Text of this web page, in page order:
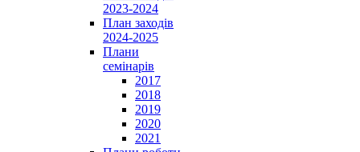
2023-2024
План заходів
2024-2025
Плани
семінарів
2017
2018
2019
2020
2021